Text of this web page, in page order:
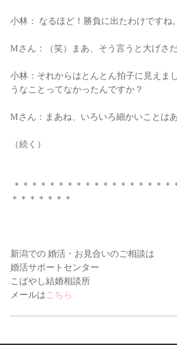
小林： なるほど！勝負に出たわけですね。
Mさん：（笑）まあ、そう言うと大げさだ
小林：それからはとんとん拍子に見えま
うなことってなかったんですか？
Mさん：まあね、いろいろ細かいことは
（続く）
＊＊＊＊＊＊＊＊＊＊＊＊＊＊＊＊＊＊
＊＊＊＊＊＊＊
新潟での 婚活・お見合いのご相談は
婚活サポートセンター
こばやし結婚相談所
メールはこちら